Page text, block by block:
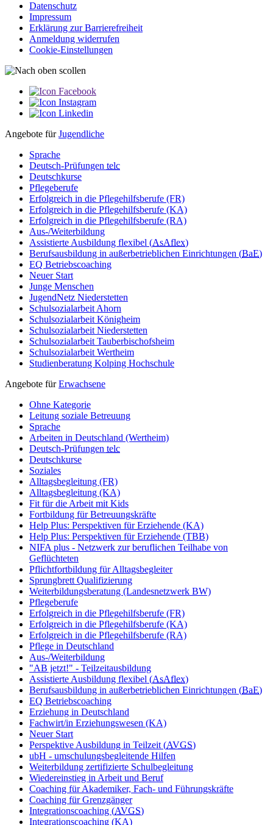
Datenschutz
Impressum
Erklärung zur Barriere­­freiheit
Anmeldung widerrufen
Cookie-Einstellungen
Angebote fürJugendliche
Sprache
Deutsch-Prüfungen telc
Deutschkurse
Pflegeberufe
Erfolgreich in die Pflegehilfsberufe (FR)
Erfolgreich in die Pflegehilfsberufe (KA)
Erfolgreich in die Pflegehilfsberufe (RA)
Aus-/Weiterbildung
Assistierte Ausbildung flexibel (AsAflex)
Berufsausbildung in außerbetrieblichen Einrichtungen (BaE)
EQ Betriebscoaching
Neuer Start
Junge Menschen
JugendNetz Niederstetten
Schulsozialarbeit Ahorn
Schulsozialarbeit Königheim
Schulsozialarbeit Niederstetten
Schulsozialarbeit Tauberbischofsheim
Schulsozialarbeit Wertheim
Studienberatung Kolping Hochschule
Angebote fürErwachsene
Ohne Kategorie
Leitung soziale Betreuung
Sprache
Arbeiten in Deutschland (Wertheim)
Deutsch-Prüfungen telc
Deutschkurse
Soziales
Alltagsbegleitung (FR)
Alltagsbegleitung (KA)
Fit für die Arbeit mit Kids
Fortbildung für Betreuungskräfte
Help Plus: Perspektiven für Erziehende (KA)
Help Plus: Perspektiven für Erziehende (TBB)
NIFA plus - Netzwerk zur beruflichen Teilhabe von
Geflüchteten
Pflichtfortbildung für Alltagsbegleiter
Sprungbrett Qualifizierung
Weiterbildungsberatung (Landesnetzwerk BW)
Pflegeberufe
Erfolgreich in die Pflegehilfsberufe (FR)
Erfolgreich in die Pflegehilfsberufe (KA)
Erfolgreich in die Pflegehilfsberufe (RA)
Pflege in Deutschland
Aus-/Weiterbildung
"AB jetzt!" - Teilzeitausbildung
Assistierte Ausbildung flexibel (AsAflex)
Berufsausbildung in außerbetrieblichen Einrichtungen (BaE)
EQ Betriebscoaching
Erziehung in Deutschland
Fachwirt/in Erziehungswesen (KA)
Neuer Start
Perspektive Ausbildung in Teilzeit (AVGS)
ubH - umschulungsbegleitende Hilfen
Weiterbildung zertifizierte Schulbegleitung
Wiedereinstieg in Arbeit und Beruf
Coaching für Akademiker, Fach- und Führungskräfte
Coaching für Grenzgänger
Integrationscoaching (AVGS)
Integrationscoaching (KA)